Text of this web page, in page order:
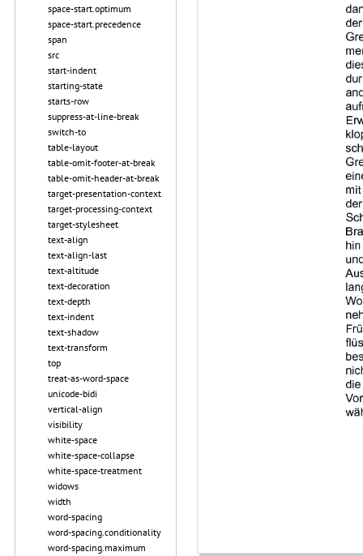
space-start.optimum
space-start.precedence
span
src
start-indent
starting-state
starts-row
suppress-at-line-break
switch-to
table-layout
table-omit-footer-at-break
table-omit-header-at-break
target-presentation-context
target-processing-context
target-stylesheet
text-align
text-align-last
text-altitude
text-decoration
text-depth
text-indent
text-shadow
text-transform
top
treat-as-word-space
unicode-bidi
vertical-align
visibility
white-space
white-space-collapse
white-space-treatment
widows
width
word-spacing
word-spacing.conditionality
word-spacing.maximum